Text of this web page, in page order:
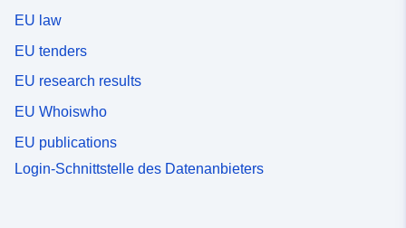
EU law
EU tenders
EU research results
EU Whoiswho
EU publications
Login-Schnittstelle des Datenanbieters